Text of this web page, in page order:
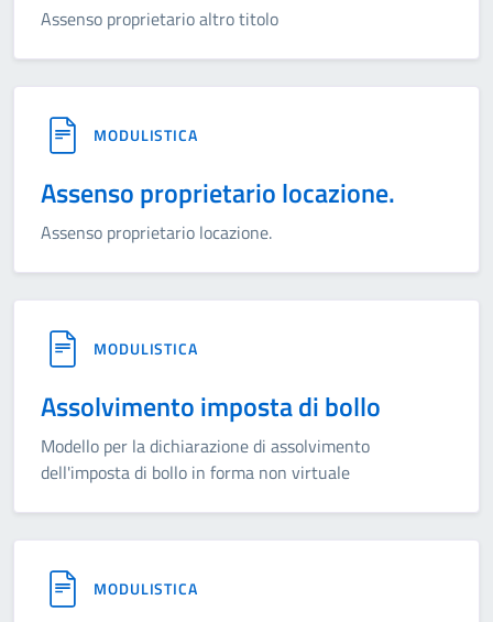
Assenso proprietario altro titolo
MODULISTICA
Assenso proprietario locazione.
Assenso proprietario locazione.
MODULISTICA
Assolvimento imposta di bollo
Modello per la dichiarazione di assolvimento
dell'imposta di bollo in forma non virtuale
MODULISTICA